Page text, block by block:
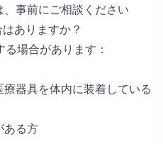
事前にご相談ください
ありますか？
場合があります：
器具を体内に装着している
ある方